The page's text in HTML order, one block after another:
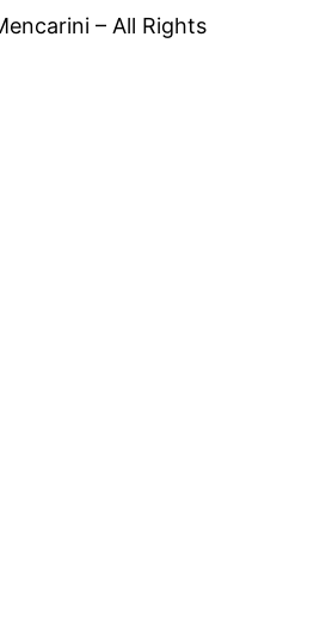
– All Rights